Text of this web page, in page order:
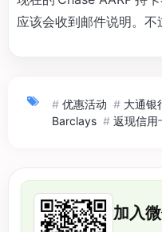
应该会收到邮件说明。不
# 优惠活动 # 大通银
Barclays # 返现信用
加入